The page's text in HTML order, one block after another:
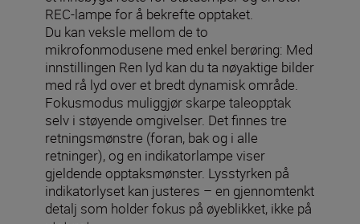
REC-lampe for å bekrefte opptaket.
Du kan veksle mellom de to
mikrofonmodusene med enkel berøring: Med
innstillingen Ren lyd kan du ta nøyaktige bilder
med rå lyd over et bredt dynamisk område.
Fokusmodus muliggjør skarpe taleopptak
selv i støyende omgivelser. Det finnes tre
retningsmønstre (foran, bak og i alle
retninger), og en indikatorlampe viser
gjeldende opptaksmønster. Lysstyrken på
indikatorlyset kan justeres – en gjennomtenkt
detalj som holder fokus på øyeblikket, ikke på